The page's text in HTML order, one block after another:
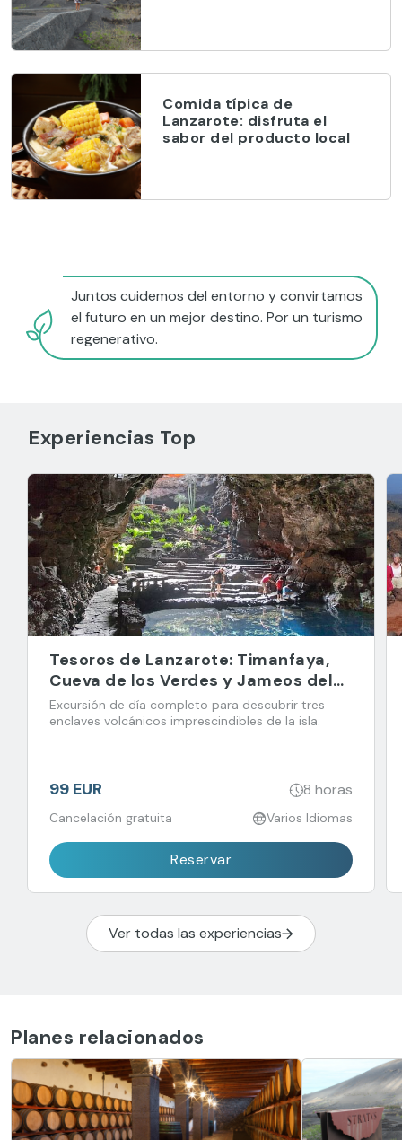
Comida típica de
Lanzarote: disfruta el
sabor del producto local
Juntos cuidemos del entorno y convirtamos
el futuro en un mejor destino. Por un turismo
regenerativo.
Experiencias Top
Tesoros de Lanzarote: Timanfaya,
Cueva de los Verdes y Jameos del
Agua
Excursión de día completo para descubrir tres
enclaves volcánicos imprescindibles de la isla.
99 EUR 8 horas
Cancelación gratuita Varios Idiomas
Reservar
Ver todas las experiencias
Planes relacionados